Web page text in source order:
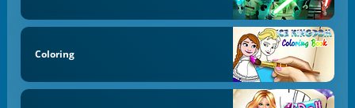
Coloring